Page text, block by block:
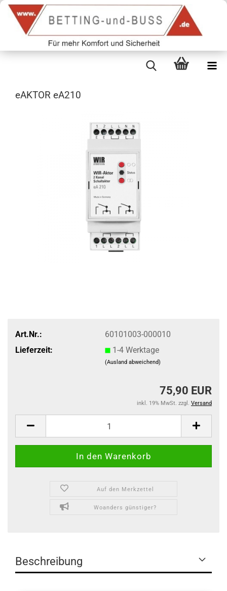
eAKTOR eA210
Art.Nr.:
60101003-000010
Lieferzeit:
1-4 Werktage
(Ausland abweichend)
75,90 EUR
inkl. 19% MwSt. zzgl. Versand
Auf den Merkzettel
Woanders günstiger?
Beschreibung